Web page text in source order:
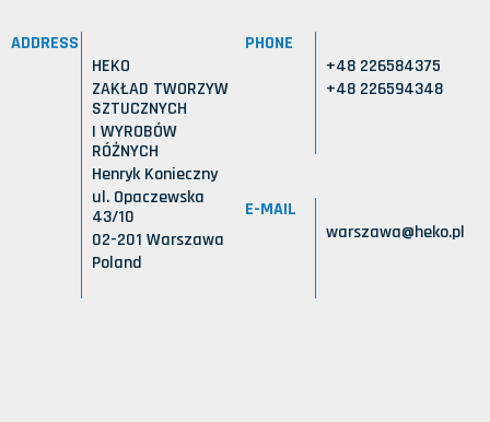
ADDRESS
HEKO
ZAKŁAD TWORZYW
SZTUCZNYCH
I WYROBÓW
RÓŻNYCH
Henryk Konieczny
ul. Opaczewska
43/10
02-201 Warszawa
Poland
PHONE
+48 226584375
+48 226594348
E-MAIL
warszawa@heko.pl